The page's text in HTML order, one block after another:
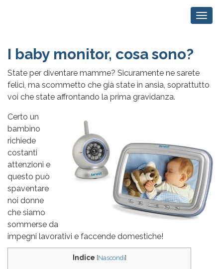
I baby monitor, cosa sono?
State per diventare mamme? Sicuramente ne sarete
felici, ma scommetto che già state in ansia, soprattutto
voi che state affrontando la prima gravidanza.
Certo un
bambino
richiede
costanti
attenzioni e
questo può
spaventare
noi donne
che siamo
sommerse da
impegni lavorativi e faccende domestiche!
Indice [Nascondi]